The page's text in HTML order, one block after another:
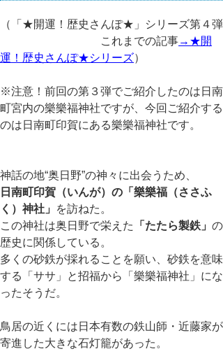
（「★開運！歴史さんぽ★」シリーズ第４弾
これまでの記事→★開
運！歴史さんぽ★シリーズ）
※注意！前回の第３弾でご紹介したのは日南
町宮内の樂樂福神社ですが、今回ご紹介する
のは日南町印賀にある樂樂福神社です。
神話の地“奥日野”の神々に出会うため、
日南町印賀（いんが）の「樂樂福（ささふ
く）神社」
を訪ねた。
この神社は奥日野で栄えた
「たたら製鉄」 の
歴史に関係している。
多くの砂鉄が採れることを願い、砂鉄を意味
する「ササ」と招福から「樂樂福神社」にな
ったそうだ。
鳥居の近くには日本有数の鉄山師・近藤家が
寄進した大きな石灯籠があった。